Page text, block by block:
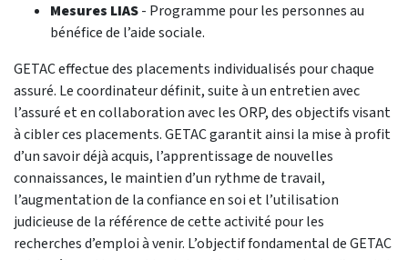
Mesures LIAS- Programme pour les personnes au
bénéfice de l’aide sociale.
GETAC effectue des placements individualisés pour chaque
assuré. Le coordinateur définit, suite à un entretien avec
l’assuré et en collaboration avec les ORP, des objectifs visant
à cibler ces placements. GETAC garantit ainsi la mise à profit
d’un savoir déjà acquis, l’apprentissage de nouvelles
connaissances, le maintien d’un rythme de travail,
l’augmentation de la confiance en soi et l’utilisation
judicieuse de la référence de cette activité pour les
recherches d’emploi à venir. L’objectif fondamental de GETAC